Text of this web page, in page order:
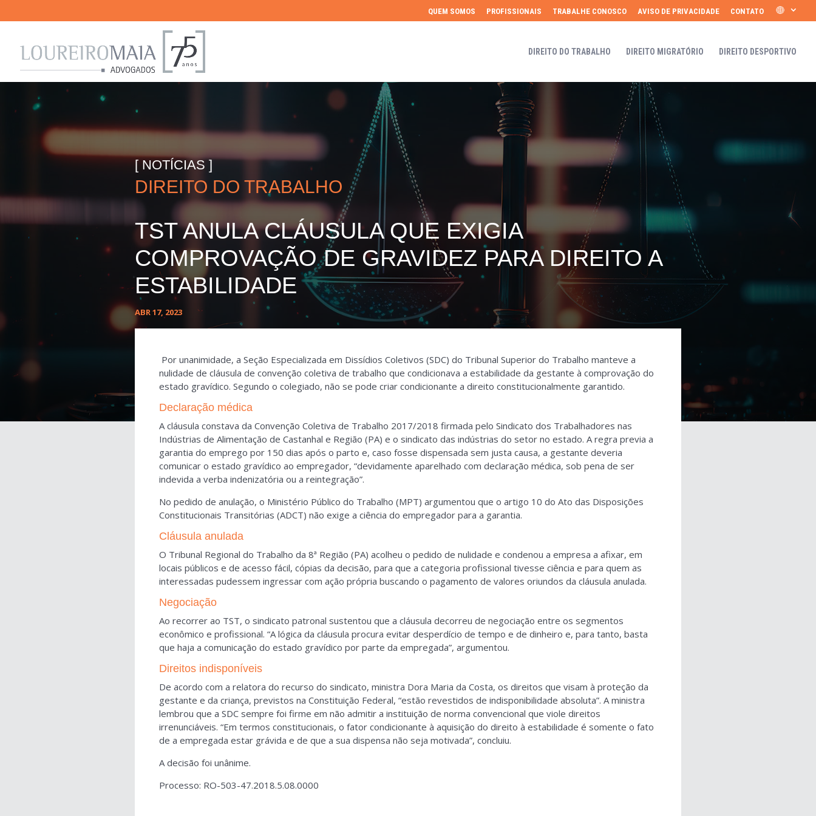
QUEM SOMOS PROFISSIONAIS TRABALHE CONOSCO AVISO DE PRIVACIDADE CONTATO
DIREITO DO TRABALHO DIREITO MIGRATÓRIO DIREITO DESPORTIVO
[ NOTÍCIAS ]
DIREITO DO TRABALHO
TST ANULA CLÁUSULA QUE EXIGIA
COMPROVAÇÃO DE GRAVIDEZ PARA DIREITO A
ESTABILIDADE
ABR 17, 2023
Por unanimidade, a Seção Especializada em Dissídios Coletivos (SDC) do Tribunal Superior do Trabalho manteve a
nulidade de cláusula de convenção coletiva de trabalho que condicionava a estabilidade da gestante à comprovação do
estado gravídico. Segundo o colegiado, não se pode criar condicionante a direito constitucionalmente garantido.
Declaração médica
A cláusula constava da Convenção Coletiva de Trabalho 2017/2018 firmada pelo Sindicato dos Trabalhadores nas
Indústrias de Alimentação de Castanhal e Região (PA) e o sindicato das indústrias do setor no estado. A regra previa a
garantia do emprego por 150 dias após o parto e, caso fosse dispensada sem justa causa, a gestante deveria
comunicar o estado gravídico ao empregador, “devidamente aparelhado com declaração médica, sob pena de ser
indevida a verba indenizatória ou a reintegração”.
No pedido de anulação, o Ministério Público do Trabalho (MPT) argumentou que o artigo 10 do Ato das Disposições
Constitucionais Transitórias (ADCT) não exige a ciência do empregador para a garantia.
Cláusula anulada
O Tribunal Regional do Trabalho da 8ª Região (PA) acolheu o pedido de nulidade e condenou a empresa a afixar, em
locais públicos e de acesso fácil, cópias da decisão, para que a categoria profissional tivesse ciência e para quem as
interessadas pudessem ingressar com ação própria buscando o pagamento de valores oriundos da cláusula anulada.
Negociação
Ao recorrer ao TST, o sindicato patronal sustentou que a cláusula decorreu de negociação entre os segmentos
econômico e profissional. “A lógica da cláusula procura evitar desperdício de tempo e de dinheiro e, para tanto, basta
que haja a comunicação do estado gravídico por parte da empregada”, argumentou.
Direitos indisponíveis
De acordo com a relatora do recurso do sindicato, ministra Dora Maria da Costa, os direitos que visam à proteção da
gestante e da criança, previstos na Constituição Federal, “estão revestidos de indisponibilidade absoluta”. A ministra
lembrou que a SDC sempre foi firme em não admitir a instituição de norma convencional que viole direitos
irrenunciáveis. “Em termos constitucionais, o fator condicionante à aquisição do direito à estabilidade é somente o fato
de a empregada estar grávida e de que a sua dispensa não seja motivada”, concluiu.
A decisão foi unânime.
Processo: RO-503-47.2018.5.08.0000